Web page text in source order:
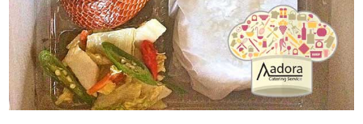
CONDITIONS
CALL
CENTER
021
5091
3494